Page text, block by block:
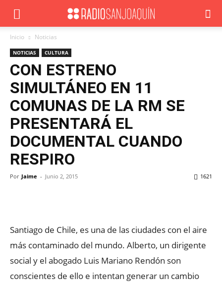
Inicio Noticias
NOTICIAS CULTURA
CON ESTRENO
SIMULTÁNEO EN 11
COMUNAS DE LA RM SE
PRESENTARÁ EL
DOCUMENTAL CUANDO
RESPIRO
Por Jaime - Junio 2, 2015 1621
Santiago de Chile, es una de las ciudades con el aire
más contaminado del mundo. Alberto, un dirigente
social y el abogado Luis Mariano Rendón son
conscientes de ello e intentan generar un cambio